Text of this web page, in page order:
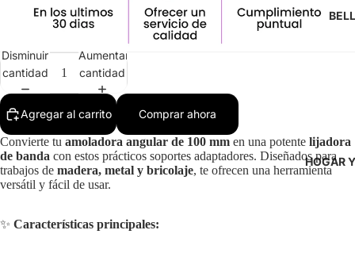
HOGAR
Disminuir
cantidad
Aumentar
cantidad
Agregar al carrito Comprar ahora
Convierte tu amoladora angular de 100 mm en una potente lijadora
de banda con estos prácticos soportes adaptadores. Diseñados para
trabajos de madera, metal y bricolaje, te ofrecen una herramienta
versátil y fácil de usar.
✨ Características principales: